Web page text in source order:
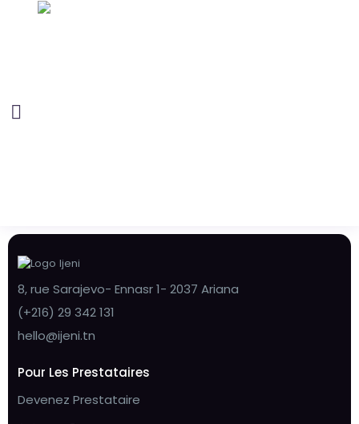
8, rue Sarajevo- Ennasr 1- 2037 Ariana
(+216) 29 342 131
hello@ijeni.tn
Pour Les Prestataires
Devenez Prestataire